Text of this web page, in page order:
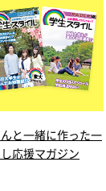
と一緒に作った一
応援マガジン